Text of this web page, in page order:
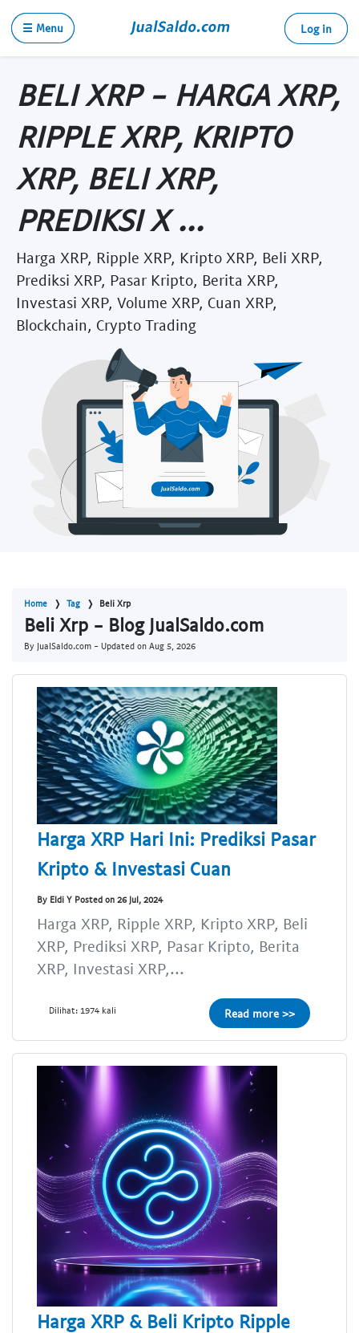
☰ Menu Log in
BELI XRP - HARGA XRP,
RIPPLE XRP, KRIPTO
XRP, BELI XRP,
PREDIKSI X ...
Harga XRP, Ripple XRP, Kripto XRP, Beli XRP,
Prediksi XRP, Pasar Kripto, Berita XRP,
Investasi XRP, Volume XRP, Cuan XRP,
Blockchain, Crypto Trading
Home Tag Beli Xrp
Beli Xrp - Blog JualSaldo.com
By JualSaldo.com - Updated on Aug 5, 2026
Harga XRP Hari Ini: Prediksi Pasar
Kripto & Investasi Cuan
By Eldi Y Posted on 26 Jul, 2024
Harga XRP, Ripple XRP, Kripto XRP, Beli
XRP, Prediksi XRP, Pasar Kripto, Berita
XRP, Investasi XRP,...
Dilihat: 1974 kali Read more >>
Harga XRP & Beli Kripto Ripple